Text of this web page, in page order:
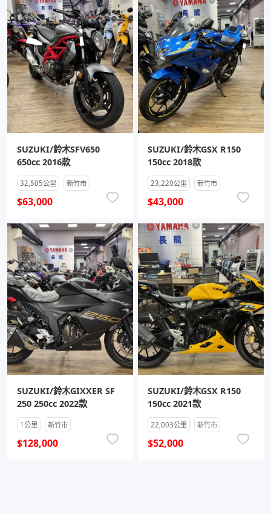
SUZUKI/鈴木SFV650
650cc 2016款
32,505公里 新竹市
$63,000
SUZUKI/鈴木GSX R150
150cc 2018款
23,220公里 新竹市
$43,000
SUZUKI/鈴木GIXXER SF
250 250cc 2022款
1公里 新竹市
$128,000
SUZUKI/鈴木GSX R150
150cc 2021款
22,003公里 新竹市
$52,000